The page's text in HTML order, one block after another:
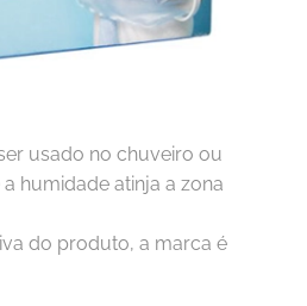
usado no chuveiro ou
humidade atinja a zona
do produto, a marca é